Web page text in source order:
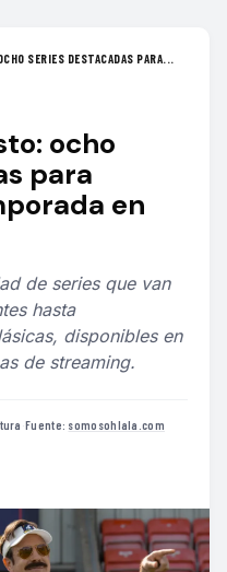
SERIES DESTACADAS PARA...
ocho
para
en
de series que van
hasta
disponibles en
de streaming.
·Fuente: somosohlala.com